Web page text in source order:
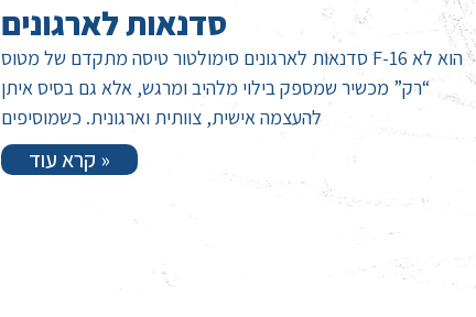
סדנאות לארגונים
סדנאות לארגונים סימולטור טיסה מתקדם של מטוס F-16 הוא לא
“רק” מכשיר שמספק בילוי מלהיב ומרגש, אלא גם בסיס איתן
להעצמה אישית, צוותית וארגונית. כשמוסיפים
קרא עוד »